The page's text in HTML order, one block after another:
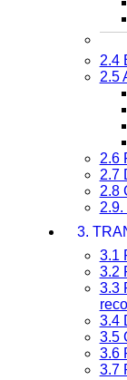
2.4
2.5
2.6
2.7
2.8
3.
3.1
3.2
3.3
3.4
3.5
3.6
3.7